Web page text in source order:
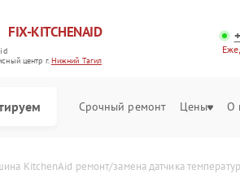
FIX-KITCHENAID
центр г.Нижний Тагил
Срочный ремонт Цены О
KitchenAid ремонт/замена датчика